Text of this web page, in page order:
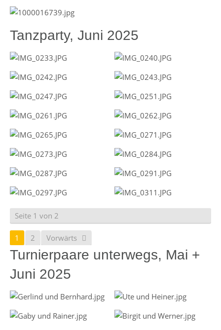
Tanzparty, Juni 2025
Seite 1 von 2
1 2 Vorwärts
Turnierpaare unterwegs, Mai +
Juni 2025